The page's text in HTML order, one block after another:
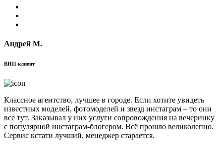
Андрей М.
ВИП клиент
Классное агентство, лучшее в городе. Если хотите увидеть
известных моделей, фотомоделей и звезд инстаграм – то они
все тут. Заказывал у них услуги сопровождения на вечеринку
с популярной инстаграм-блогером. Всё прошло великолепно.
Сервис кстати лучший, менеджер старается.